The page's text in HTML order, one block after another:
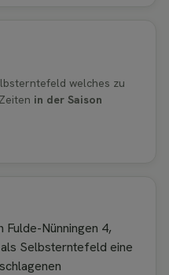
welches zu
in der Saison
Nünningen 4,
Selbsterntefeld eine